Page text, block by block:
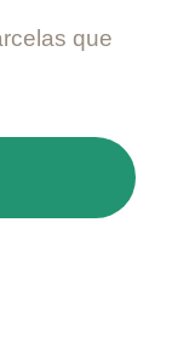
que